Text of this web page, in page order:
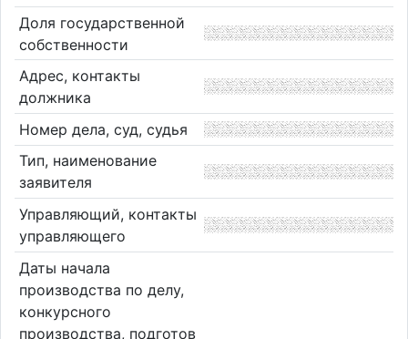
Доля государственной
собственности
Адрес, контакты
должника
Номер дела, суд, судья
Тип, наименование
заявителя
Управляющий, контакты
управляющего
Даты начала
производства по делу,
конкурсного
производства, подготов